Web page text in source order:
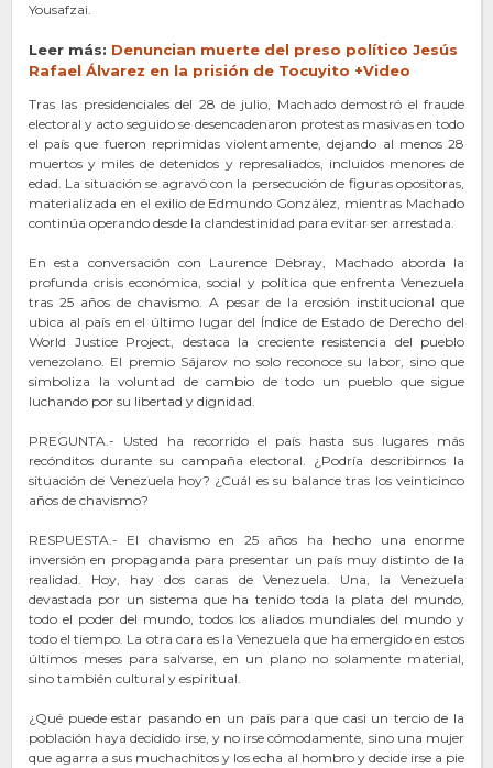
Yousafzai.
Leer más: Denuncian muerte del preso político Jesús
Rafael Álvarez en la prisión de Tocuyito +Video
Tras las presidenciales del 28 de julio, Machado demostró el fraude
electoral y acto seguido se desencadenaron protestas masivas en todo
el país que fueron reprimidas violentamente, dejando al menos 28
muertos y miles de detenidos y represaliados, incluidos menores de
edad. La situación se agravó con la persecución de figuras opositoras,
materializada en el exilio de Edmundo González, mientras Machado
continúa operando desde la clandestinidad para evitar ser arrestada.
En esta conversación con Laurence Debray, Machado aborda la
profunda crisis económica, social y política que enfrenta Venezuela
tras 25 años de chavismo. A pesar de la erosión institucional que
ubica al país en el último lugar del Índice de Estado de Derecho del
World Justice Project, destaca la creciente resistencia del pueblo
venezolano. El premio Sájarov no solo reconoce su labor, sino que
simboliza la voluntad de cambio de todo un pueblo que sigue
luchando por su libertad y dignidad.
PREGUNTA.- Usted ha recorrido el país hasta sus lugares más
recónditos durante su campaña electoral. ¿Podría describirnos la
situación de Venezuela hoy? ¿Cuál es su balance tras los veinticinco
años de chavismo?
RESPUESTA.- El chavismo en 25 años ha hecho una enorme
inversión en propaganda para presentar un país muy distinto de la
realidad. Hoy, hay dos caras de Venezuela. Una, la Venezuela
devastada por un sistema que ha tenido toda la plata del mundo,
todo el poder del mundo, todos los aliados mundiales del mundo y
todo el tiempo. La otra cara es la Venezuela que ha emergido en estos
últimos meses para salvarse, en un plano no solamente material,
sino también cultural y espiritual.
¿Qué puede estar pasando en un país para que casi un tercio de la
población haya decidido irse, y no irse cómodamente, sino una mujer
que agarra a sus muchachitos y los echa al hombro y decide irse a pie